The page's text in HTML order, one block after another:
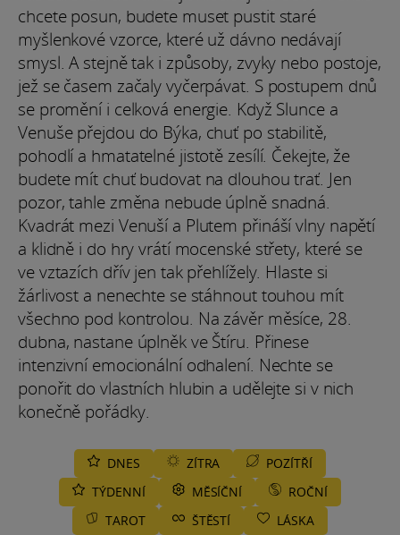
chcete posun, budete muset pustit staré
myšlenkové vzorce, které už dávno nedávají
smysl. A stejně tak i způsoby, zvyky nebo postoje,
jež se časem začaly vyčerpávat. S postupem dnů
se promění i celková energie. Když Slunce a
Venuše přejdou do Býka, chuť po stabilitě,
pohodlí a hmatatelné jistotě zesílí. Čekejte, že
budete mít chuť budovat na dlouhou trať. Jen
pozor, tahle změna nebude úplně snadná.
Kvadrát mezi Venuší a Plutem přináší vlny napětí
a klidně i do hry vrátí mocenské střety, které se
ve vztazích dřív jen tak přehlížely. Hlaste si
žárlivost a nenechte se stáhnout touhou mít
všechno pod kontrolou. Na závěr měsíce, 28.
dubna, nastane úplněk ve Štíru. Přinese
intenzivní emocionální odhalení. Nechte se
ponořit do vlastních hlubin a udělejte si v nich
konečně pořádky.
DNES ZÍTRA
POZÍTŘÍ
TÝDENNÍ
MĚSÍČNÍ
ROČNÍ
TAROT
ŠTĚSTÍ LÁSKA